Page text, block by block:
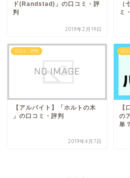
ド(Randstad)」の口コミ・評
判
2019年2月19日
（
ミ
口コミ・評判
【アルバイト】「ホルトの木
」の口コミ・評判
2019年4月7日
口コ
【
の
単？